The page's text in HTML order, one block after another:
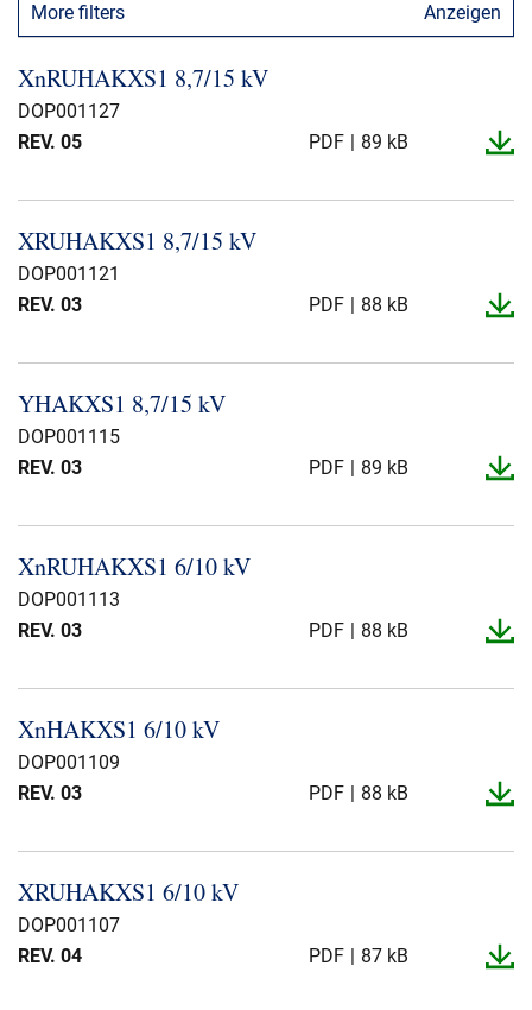
Presse & Events
Über uns
Unsere Geschichte
Produktion
Karriere
Einkauf
More filters Anzeigen
XnRUHAKXS1 8,7/15 kV
DOP001127
REV. 05
PDF 89 kB
XRUHAKXS1 8,7/15 kV
DOP001121
REV. 03
PDF 88 kB
YHAKXS1 8,7/15 kV
DOP001115
REV. 03
PDF 89 kB
XnRUHAKXS1 6/10 kV
DOP001113
REV. 03
PDF 88 kB
XnHAKXS1 6/10 kV
DOP001109
REV. 03
PDF 88 kB
XRUHAKXS1 6/10 kV
DOP001107
REV. 04
PDF 87 kB